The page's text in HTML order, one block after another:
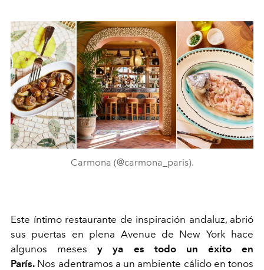
Carmona (@carmona_paris).
Este íntimo restaurante de inspiración andaluz, abrió
sus puertas en plena Avenue de New York hace
algunos mesesy ya es todo un éxitoen
París. Nos adentramos a un ambiente cálido en tonos